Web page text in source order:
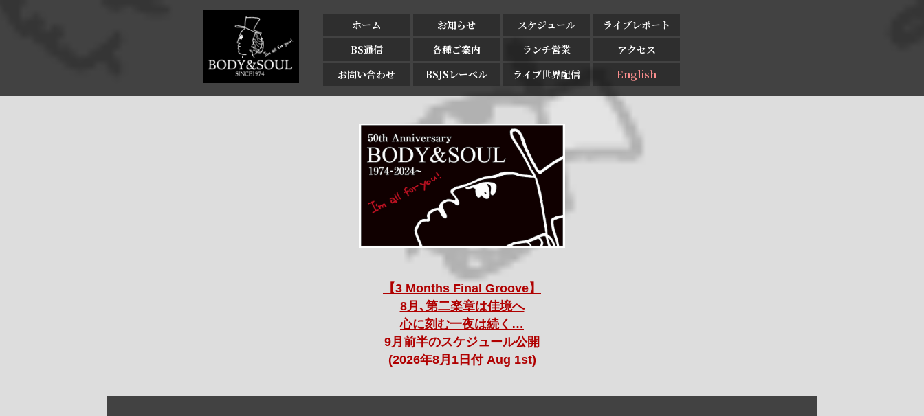
ホーム お知らせ スケジュール
ライブレポート
BS通信
各種ご案内 ランチ営業
アクセス
お問い合わせ
BSJSレーベル ライブ世界配信 English
【3 Months Final Groove】
8月､第二楽章は佳境へ
心に刻む一夜は続く…
9月前半のスケジュール公開
(2026年8月1日付 Aug 1st)